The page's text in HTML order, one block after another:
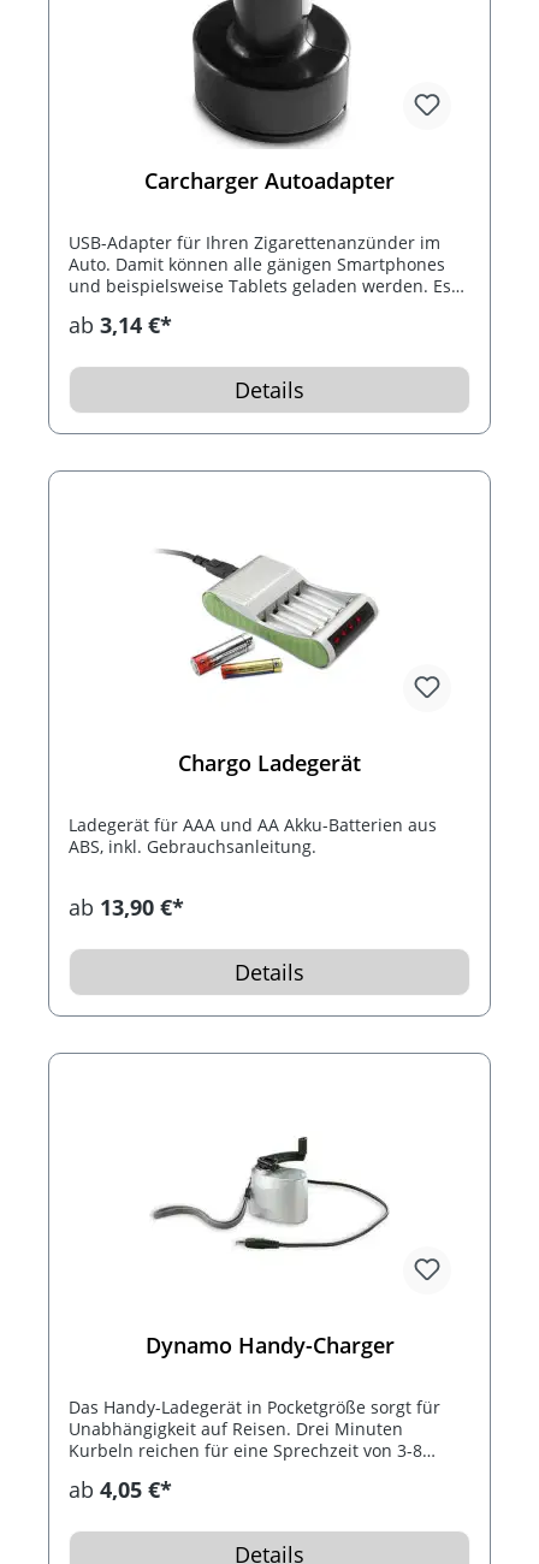
Carcharger Autoadapter
USB-Adapter für Ihren Zigarettenanzünder im
Auto. Damit können alle gänigen Smartphones
und beispielsweise Tablets geladen werden. Es
laden.; ;
ab 3,14 €*
Details
Chargo Ladegerät
Ladegerät für AAA und AA Akku-Batterien aus
ABS, inkl. Gebrauchsanleitung.
ab 13,90 €*
Details
Dynamo Handy-Charger
Das Handy-Ladegerät in Pocketgröße sorgt für
Unabhängigkeit auf Reisen. Drei Minuten
Kurbeln reichen für eine Sprechzeit von 3-8
Nokia, Siemens, Sony/Ericsson und Samsung.
ab 4,05 €*
Details